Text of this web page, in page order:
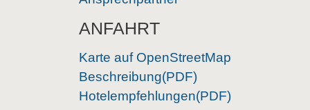
ANFAHRT
Karte auf OpenStreetMap
Beschreibung(PDF)
Hotelempfehlungen(PDF)